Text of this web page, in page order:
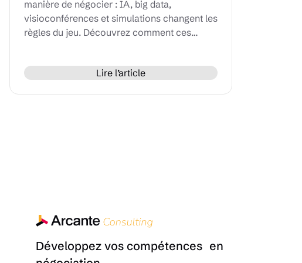
manière de négocier : IA, big data,
visioconférences et simulations changent les
règles du jeu. Découvrez comment ces
phase de vos négociations.
Lire l’article
Développez vos compétences en